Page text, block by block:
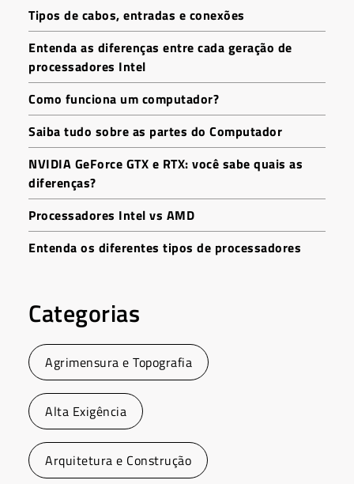
Tipos de cabos, entradas e conexões
Entenda as diferenças entre cada geração de
processadores Intel
Como funciona um computador?
Saiba tudo sobre as partes do Computador
NVIDIA GeForce GTX e RTX: você sabe quais as
diferenças?
Processadores Intel vs AMD
Entenda os diferentes tipos de processadores
Categorias
Agrimensura e Topografia
Alta Exigência
Arquitetura e Construção